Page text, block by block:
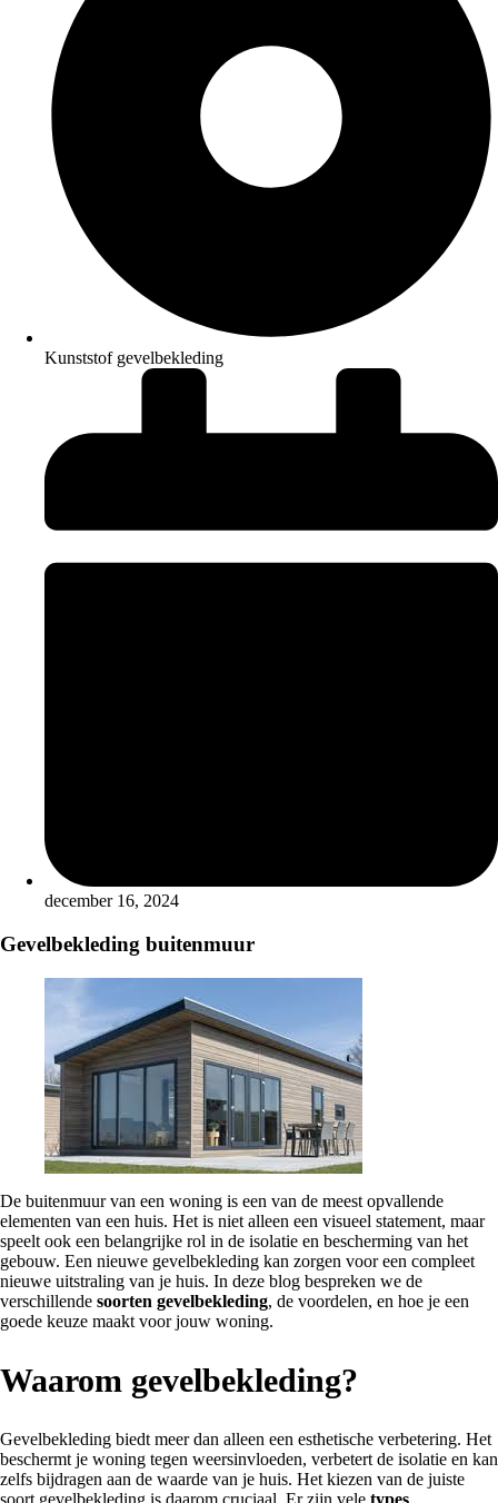
Kunststof gevelbekleding
december 16, 2024
Gevelbekleding buitenmuur
De buitenmuur van een woning is een van de meest opvallende
elementen van een huis. Het is niet alleen een visueel statement, maar
speelt ook een belangrijke rol in de isolatie en bescherming van het
gebouw. Een nieuwe gevelbekleding kan zorgen voor een compleet
nieuwe uitstraling van je huis. In deze blog bespreken we de
verschillende soorten gevelbekleding, de voordelen, en hoe je een
goede keuze maakt voor jouw woning.
Waarom gevelbekleding?
Gevelbekleding biedt meer dan alleen een esthetische verbetering. Het
beschermt je woning tegen weersinvloeden, verbetert de isolatie en kan
zelfs bijdragen aan de waarde van je huis. Het kiezen van de juiste
soort gevelbekleding is daarom cruciaal. Er zijn vele types